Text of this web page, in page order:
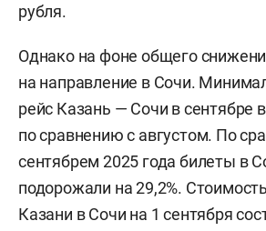
рубля.
Однако на фоне общего
на направление в Сочи.
рейс Казань — Сочи в сентябре
по сравнению с августом. По
сентябрем 2025 года билеты в
подорожали на 29,2%.
Казани в Сочи на 1 сентября